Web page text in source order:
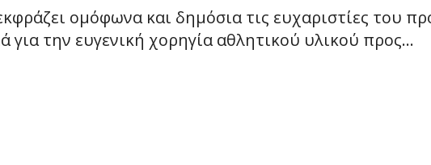
ομόφωνα και δημόσια τις ευχαριστίες του
για την ευγενική χορηγία αθλητικού υλικού προς...